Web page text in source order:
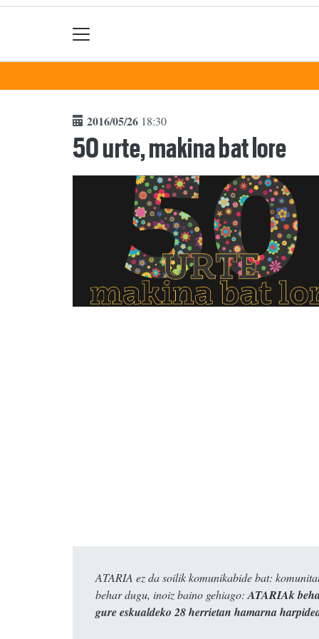
2016/05/26 18:30
50 urte, makina bat lore
ATARIA ez da soilik komunikabide bat:
behar dugu, inoiz baino gehiago: ATARIAk
gure eskualdeko 28 herrietan hamarna